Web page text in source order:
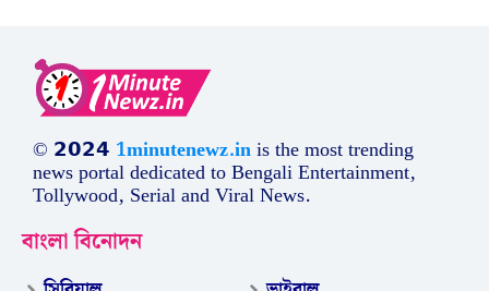
© 𝟮𝟬𝟮𝟰 1minutenewz.inis the most trending
news portal dedicated to Bengali Entertainment,
Tollywood, Serial and Viral News.
বাংলা বিনোদন